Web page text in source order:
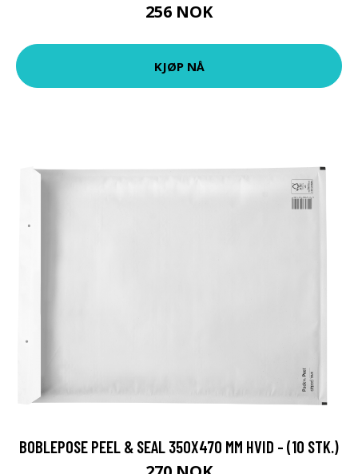
256 NOK
KJØP NÅ
BOBLEPOSE PEEL & SEAL 350X470 MM HVID - (10 STK.)